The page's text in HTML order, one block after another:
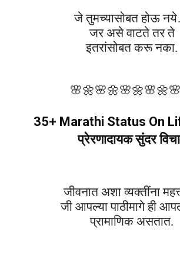
जे तुमच्यासोबत होऊ
जर असे वाटते तर ते
इतरांसोबत करू नका.
🌸🌼🌸🌼🌸🌼🌸🌼
35+ Marathi Status On
प्रेरणादायक सुंदर
जीवनात अशा व्यक्तींना
जी आपल्या पाठीमागे ही
प्रामाणिक असतात.